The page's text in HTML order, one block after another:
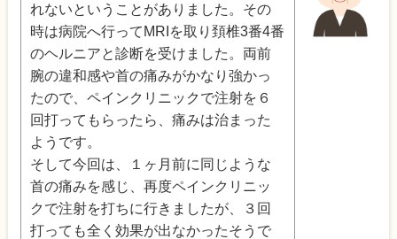
れないということがありました。その
時は病院へ行ってMRIを取り頚椎3番4番
のヘルニアと診断を受けました。両前
腕の違和感や首の痛みがかなり強かっ
たので、ペインクリニックで注射を６
回打ってもらったら、痛みは治まった
ようです。
そして今回は、１ヶ月前に同じような
首の痛みを感じ、再度ペインクリニッ
クで注射を打ちに行きましたが、３回
打っても全く効果が出なかったそうで